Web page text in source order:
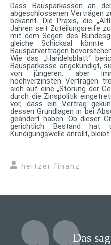
Dass Bausparkassen an
abgeschlossenen Verträgen
bekannt. Die Praxis, die
Jahren seit Zuteilungsreife
mit dem Segen des
gleiche Schicksal
Bausparverträgen
Wie das „Handelsblatt“
Bausparkasse angekündigt,
von jüngeren, aber
hochverzinsten Verträgen
sich auf eine „Störung der
durch die Zinspolitik
vor, dass ein Vertrag
dessen Grundlagen in bei
geändert haben. Ob dieser
gerichtlich Bestand hat
Kündigungswelle anrollt,
heitzer finanz
Das